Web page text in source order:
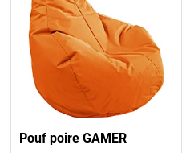
Pouf poire GAMER